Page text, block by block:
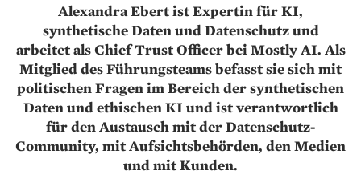
Alexandra Ebert ist Expertin für KI,
synthetische Daten und Datenschutz und
arbeitet als Chief Trust Officer bei Mostly AI. Als
Mitglied des Führungsteams befasst sie sich mit
politischen Fragen im Bereich der synthetischen
Daten und ethischen KI und ist verantwortlich
für den Austausch mit der Datenschutz-
Community, mit Aufsichtsbehörden, den Medien
und mit Kunden.